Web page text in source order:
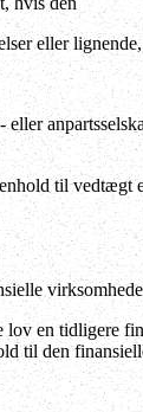
eller
til vedtægt
en tidligere
til den